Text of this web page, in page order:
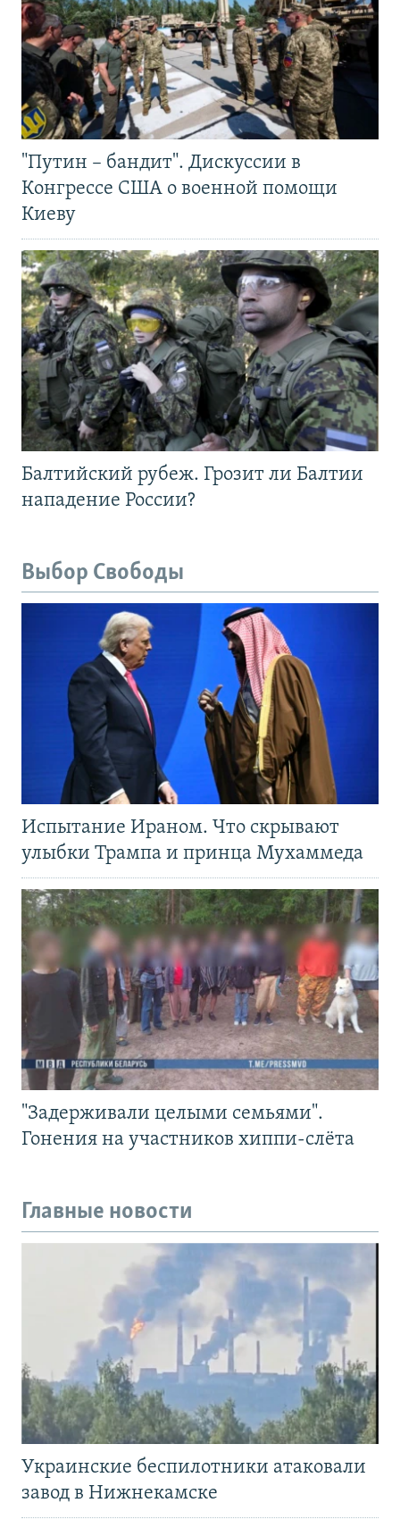
"Путин – бандит". Дискуссии в
Конгрессе США о военной помощи
Киеву
Балтийский рубеж. Грозит ли Балтии
нападение России?
Выбор Свободы
Испытание Ираном. Что скрывают
улыбки Трампа и принца Мухаммеда
"Задерживали целыми семьями".
Гонения на участников хиппи-слёта
Главные новости
Украинские беспилотники атаковали
завод в Нижнекамске